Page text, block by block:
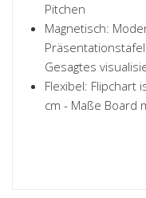
Pitchen
Magnetisch:
Gesagtes
Flexibel: Flipchart
cm - Maße Board